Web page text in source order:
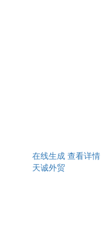
在线生成 查看详情
天诚外贸